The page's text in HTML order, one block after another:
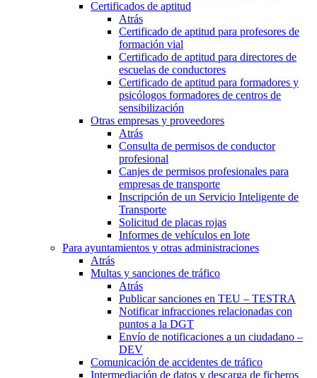
Certificados de aptitud
Atrás
Certificado de aptitud para profesores de
formación vial
Certificado de aptitud para directores de
escuelas de conductores
Certificado de aptitud para formadores y
psicólogos formadores de centros de
sensibilización
Otras empresas y proveedores
Atrás
Consulta de permisos de conductor
profesional
Canjes de permisos profesionales para
empresas de transporte
Inscripción de un Servicio Inteligente de
Transporte
Solicitud de placas rojas
Informes de vehículos en lote
Para ayuntamientos y otras administraciones
Atrás
Multas y sanciones de tráfico
Atrás
Publicar sanciones en TEU – TESTRA
Notificar infracciones relacionadas con
puntos a la DGT
Envío de notificaciones a un ciudadano –
DEV
Comunicación de accidentes de tráfico
Intermediación de datos y descarga de ficheros